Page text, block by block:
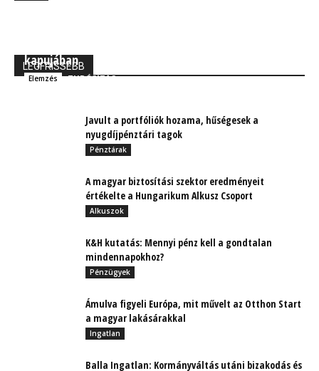
LEGFRISSEBB
kapujában
Elemzés TUDÓSÍTÁS
Javult a portfóliók hozama, hűségesek a
nyugdíjpénztári tagok
Pénztárak
A magyar biztosítási szektor eredményeit
értékelte a Hungarikum Alkusz Csoport
Alkuszok
K&H kutatás: Mennyi pénz kell a gondtalan
mindennapokhoz?
Pénzügyek
Ámulva figyeli Európa, mit művelt az Otthon Start
a magyar lakásárakkal
Ingatlan
Balla Ingatlan: Kormányváltás utáni bizakodás és